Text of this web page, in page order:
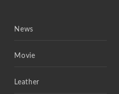
News
Movie
Leather